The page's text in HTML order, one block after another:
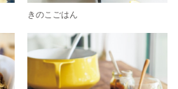
きのこごはん